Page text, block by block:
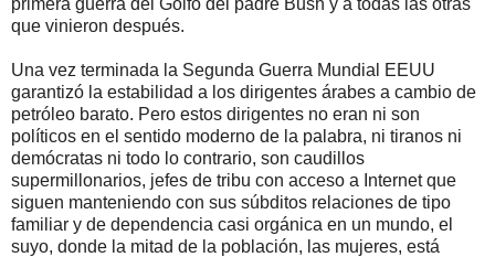
que vinieron después.
Una vez terminada la Segunda Guerra Mundial EEUU
garantizó la estabilidad a los dirigentes árabes a cambio de
petróleo barato. Pero estos dirigentes no eran ni son
políticos en el sentido moderno de la palabra, ni tiranos ni
demócratas ni todo lo contrario, son caudillos
supermillonarios, jefes de tribu con acceso a Internet que
siguen manteniendo con sus súbditos relaciones de tipo
familiar y de dependencia casi orgánica en un mundo, el
suyo, donde la mitad de la población, las mujeres, está